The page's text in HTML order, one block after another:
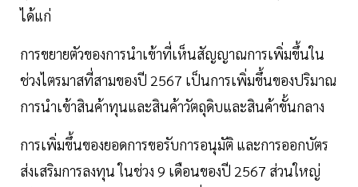
ได้แก่
การขยายตัวของการนำเข้าที่เห็นสัญญาณการเพิ่มขึ้นใน
ช่วงไตรมาสที่สามของปี 2567 เป็นการเพิ่มขึ้นของปริมาณ
การนำเข้าสินค้าทุนและสินค้าวัตถุดิบและสินค้าขั้นกลาง
การเพิ่มขึ้นของยอดการขอรับการอนุมัติ และการออกบัตร
ส่งเสริมการลงทุน ในช่วง 9 เดือนของปี 2567 ส่วนใหญ่